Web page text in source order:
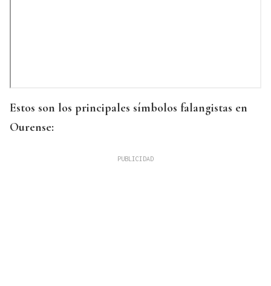
Estos son los principales símbolos falangistas en
Ourense: